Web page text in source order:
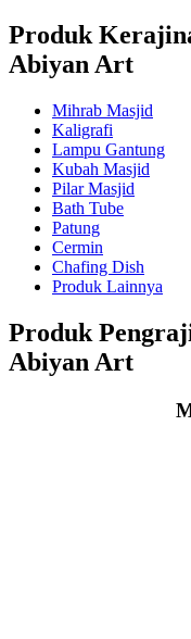
Produk
Abiyan Art
Mihrab Masjid
Kaligrafi
Lampu Gantung
Kubah Masjid
Pilar Masjid
Bath Tube
Patung
Cermin
Chafing Dish
Produk Lainnya
Produk
Abiyan Art